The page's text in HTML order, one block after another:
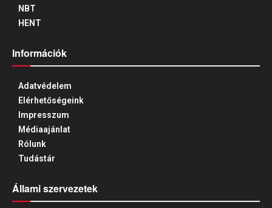
NBT
HENT
Információk
Adatvédelem
Elérhetőségeink
Impresszum
Médiaajánlat
Rólunk
Tudástár
Állami szervezetek